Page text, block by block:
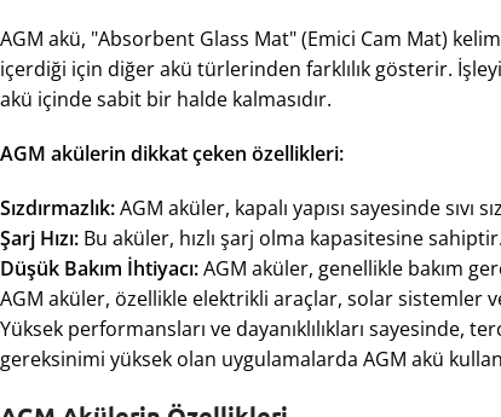
AGM akü, "Absorbent Glass Mat" (Emici Cam Mat)
içerdiği için diğer akü türlerinden farklılık gösterir.
akü içinde sabit bir halde kalmasıdır.
AGM akülerin dikkat çeken özellikleri:
Sızdırmazlık:AGM aküler, kapalı yapısı sayesinde sıvı
Şarj Hızı: Bu aküler, hızlı şarj olma kapasitesine
Düşük Bakım İhtiyacı:AGM aküler, genellikle bakım
AGM aküler, özellikle elektrikli araçlar, solar sistemler
Yüksek performansları ve dayanıklılıkları
gereksinimi yüksek olan uygulamalarda AGM akü